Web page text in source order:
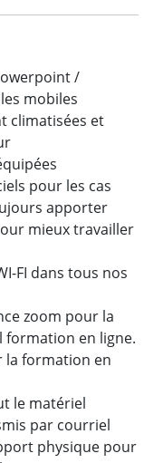
/
mobiles
climatisées et
pour les cas
apporter
mieux travailler
FI dans tous nos
zoom pour la
en ligne.
la formation en
le matériel
par courriel
physique pour